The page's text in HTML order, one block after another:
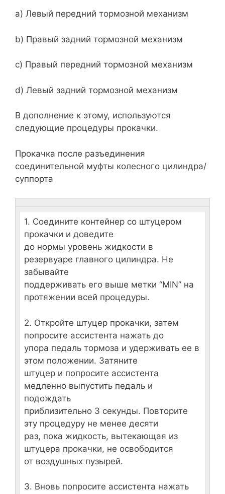
a) Левый передний тормозной механизм
b) Правый задний тормозной механизм
с) Правый передний тормозной механизм
d) Левый задний тормозной механизм
В дополнение к этому, используются
следующие процедуры прокачки.
Прокачка после разъединения
соединительной муфты колесного цилиндра/
суппорта
1. Соедините контейнер со штуцером
прокачки и доведите
до нормы уровень жидкости в
резервуаре главного цилиндра. Не
забывайте
поддерживать его выше метки “MIN” на
протяжении всей процедуры.
2. Откройте штуцер прокачки, затем
попросите ассистента нажать до
упора педаль тормоза и удерживать ее в
этом положении. Затяните
штуцер и попросите ассистента
медленно выпустить педаль и
подождать
приблизительно 3 секунды. Повторите
эту процедуру не менее десяти
раз, пока жидкость, вытекающая из
штуцера прокачки, не освободится
от воздушных пузырей.
3. Вновь попросите ассистента нажать